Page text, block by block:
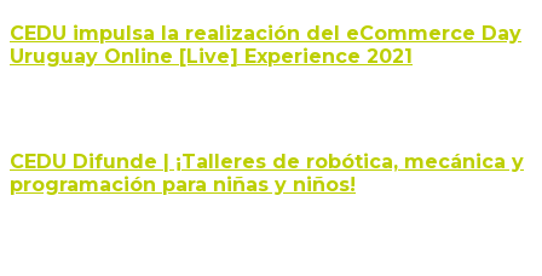
CEDU impulsa la realización del eCommerce Day
Uruguay Online [Live] Experience 2021
CEDU Difunde | ¡Talleres de robótica, mecánica y
programación para niñas y niños!